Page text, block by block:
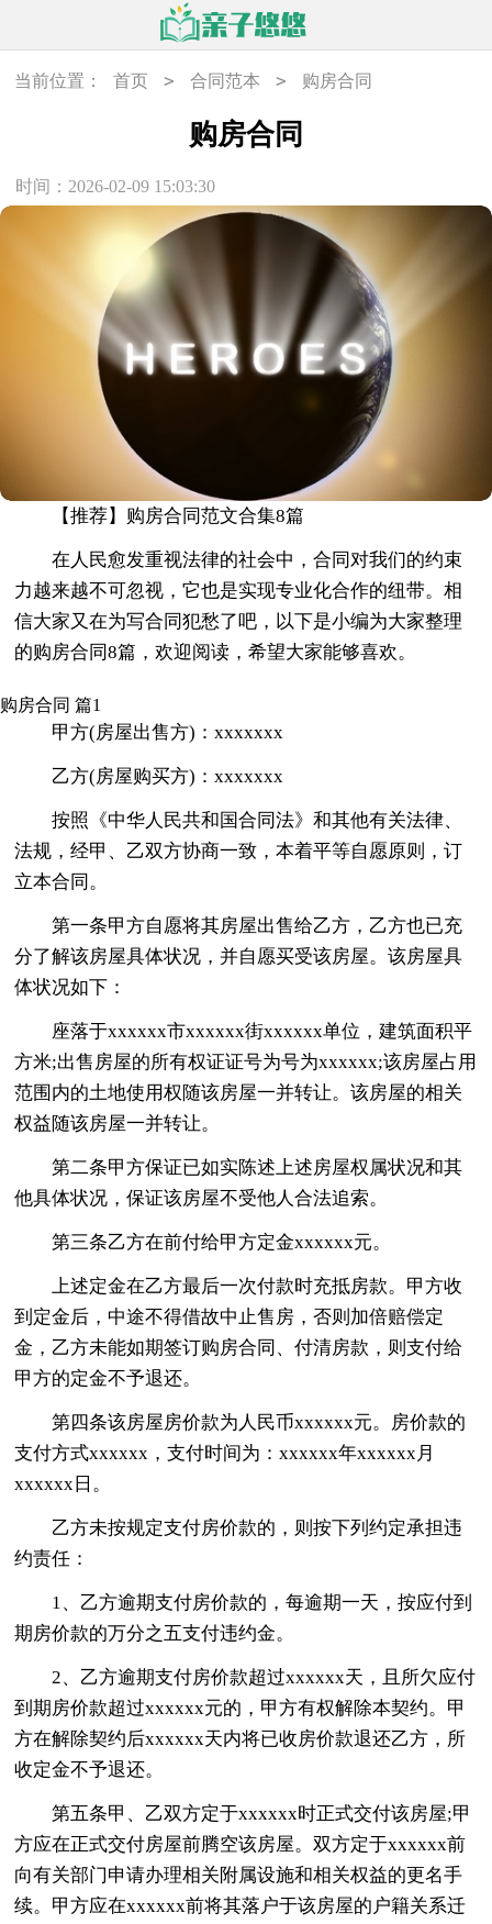
当前位置： 首页 > 合同范本 > 购房合同
购房合同
时间：2026-02-09 15:03:30
【推荐】购房合同范文合集8篇
在人民愈发重视法律的社会中，合同对我们的约束
力越来越不可忽视，它也是实现专业化合作的纽带。相
信大家又在为写合同犯愁了吧，以下是小编为大家整理
的购房合同8篇，欢迎阅读，希望大家能够喜欢。
购房合同 篇1
甲方(房屋出售方)：xxxxxxx
乙方(房屋购买方)：xxxxxxx
按照《中华人民共和国合同法》和其他有关法律、
法规，经甲、乙双方协商一致，本着平等自愿原则，订
立本合同。
第一条甲方自愿将其房屋出售给乙方，乙方也已充
分了解该房屋具体状况，并自愿买受该房屋。该房屋具
体状况如下：
座落于xxxxxx市xxxxxx街xxxxxx单位，建筑面积平
方米;出售房屋的所有权证证号为号为xxxxxx;该房屋占用
范围内的土地使用权随该房屋一并转让。该房屋的相关
权益随该房屋一并转让。
第二条甲方保证已如实陈述上述房屋权属状况和其
他具体状况，保证该房屋不受他人合法追索。
第三条乙方在前付给甲方定金xxxxxx元。
上述定金在乙方最后一次付款时充抵房款。甲方收
到定金后，中途不得借故中止售房，否则加倍赔偿定
金，乙方未能如期签订购房合同、付清房款，则支付给
甲方的定金不予退还。
第四条该房屋房价款为人民币xxxxxx元。房价款的
支付方式xxxxxx，支付时间为：xxxxxx年xxxxxx月
xxxxxx日。
乙方未按规定支付房价款的，则按下列约定承担违
约责任：
1、乙方逾期支付房价款的，每逾期一天，按应付到
期房价款的万分之五支付违约金。
2、乙方逾期支付房价款超过xxxxxx天，且所欠应付
到期房价款超过xxxxxx元的，甲方有权解除本契约。甲
方在解除契约后xxxxxx天内将已收房价款退还乙方，所
收定金不予退还。
第五条甲、乙双方定于xxxxxx时正式交付该房屋;甲
方应在正式交付房屋前腾空该房屋。双方定于xxxxxx前
向有关部门申请办理相关附属设施和相关权益的更名手
续。甲方应在xxxxxx前将其落户于该房屋的户籍关系迁